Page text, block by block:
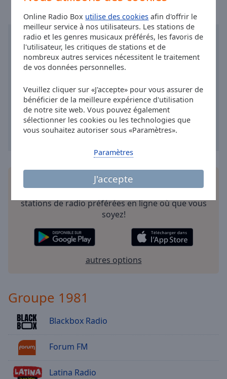
Online Radio Box utilise des cookies afin d'offrir le
meilleur service à nos utilisateurs. Les stations de
radio et les genres musicaux préférés, les favoris de
l'utilisateur, les critiques de stations et de
nombreux autres services nécessitent le traitement
de vos données personnelles.
Veuillez cliquer sur «J'accepte» pour vous assurer de
bénéficier de la meilleure expérience d'utilisation
de notre site web. Vous pouvez également
sélectionner les cookies ou les technologies que
vous souhaitez autoriser sous «Paramètres».
J'accepte
Paramètres
l'applicationgratuite Online Radio Box
stations de radio préférées en ligne où que vous
soyez!
autres options
Groupe 1981
Blackbox Radio
Forum FM
Latina Radio